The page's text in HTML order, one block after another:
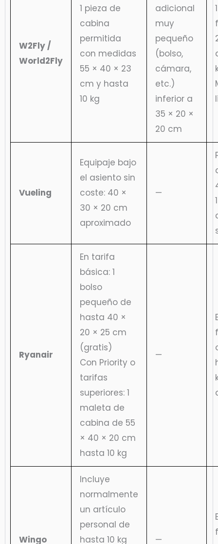
W2Fly /
World2Fly
1 pieza de
cabina
permitida
con medidas
55 × 40 × 23
cm y hasta
10 kg
adicional
muy
pequeño
(bolso,
cámara,
etc.)
inferior a
35 × 20 ×
20 cm
Vueling
Equipaje bajo
el asiento sin
coste: 40 ×
30 × 20 cm
aproximado
—
Ryanair
En tarifa
básica: 1
bolso
pequeño de
hasta 40 ×
20 × 25 cm
(gratis)
Con Priority o
tarifas
superiores: 1
maleta de
cabina de 55
× 40 × 20 cm
hasta 10 kg
—
Wingo
Incluye
normalmente
un artículo
personal de
hasta 10 kg
—